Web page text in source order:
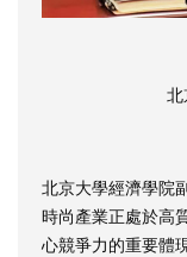
北
北京大學經濟學院
時尚產業正處於高
心競爭力的重要體